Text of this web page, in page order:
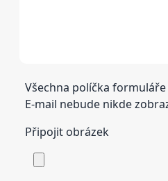
Všechna políčka
E-mail nebude nikde
Připojit obrázek